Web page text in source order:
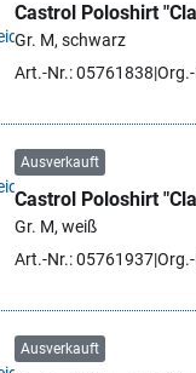
Castrol Poloshirt
Gr. M, schwarz
Art.-Nr.: 05761838
Ausverkauft
Castrol Poloshirt
Gr. M, weiß
Art.-Nr.: 05761937
Ausverkauft